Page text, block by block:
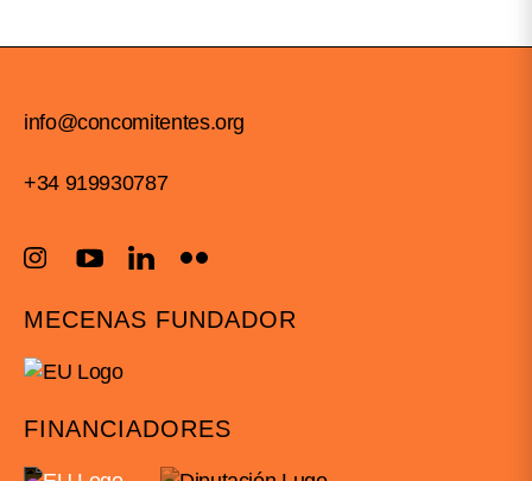
info@concomitentes.org
+34 919930787
MECENAS FUNDADOR
FINANCIADORES